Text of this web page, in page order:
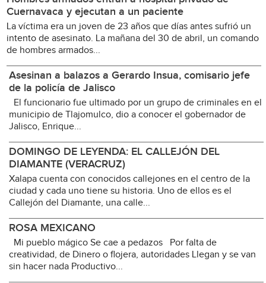
Cuernavaca y ejecutan a un paciente
La víctima era un joven de 23 años que días antes sufrió un
intento de asesinato. La mañana del 30 de abril, un comando
de hombres armados...
Asesinan a balazos a Gerardo Insua, comisario jefe
de la policía de Jalisco
El funcionario fue ultimado por un grupo de criminales en el
municipio de Tlajomulco, dio a conocer el gobernador de
Jalisco, Enrique...
DOMINGO DE LEYENDA: EL CALLEJÓN DEL
DIAMANTE (VERACRUZ)
Xalapa cuenta con conocidos callejones en el centro de la
ciudad y cada uno tiene su historia. Uno de ellos es el
Callejón del Diamante, una calle...
ROSA MEXICANO
Mi pueblo mágico Se cae a pedazos Por falta de
creatividad, de Dinero o flojera, autoridades Llegan y se van
sin hacer nada Productivo...